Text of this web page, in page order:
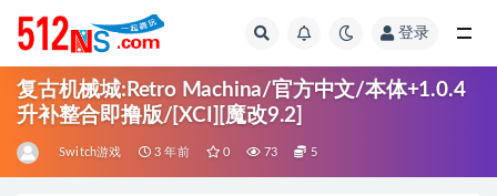
登录
复古机械城:Retro Machina/官方中文/本体+1.0.4
升补整合即撸版/[XCI][魔改9.2]
Switch游戏 3 年前 0 73 5